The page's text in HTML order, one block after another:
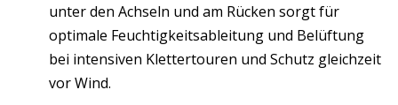
unter den Achseln und am Rücken sorgt für
optimale Feuchtigkeitsableitung und Belüftung
bei intensiven Klettertouren und Schutz gleichzeit
vor Wind.